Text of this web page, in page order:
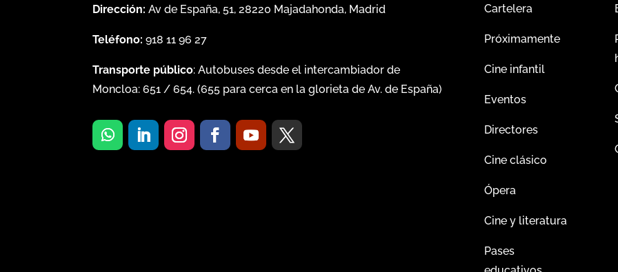
Dirección: Av de España, 51, 28220 Majadahonda, Madrid
Teléfono: 918 11 96 27
Transporte público: Autobuses desde el intercambiador de
Moncloa:651 /654. (655 para cerca en la glorieta de Av. de España)
Cartelera
Próximamente
Cine infantil
Eventos
Directores
Cine clásico
Ópera
Cine y literatura
Pases